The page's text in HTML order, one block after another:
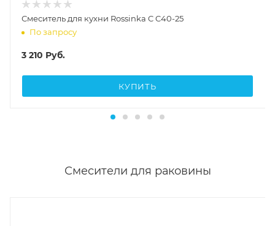
Смеситель для кухни Rossinka C C40-25
По запросу
3 210 Руб.
КУПИТЬ
Смесители для раковины